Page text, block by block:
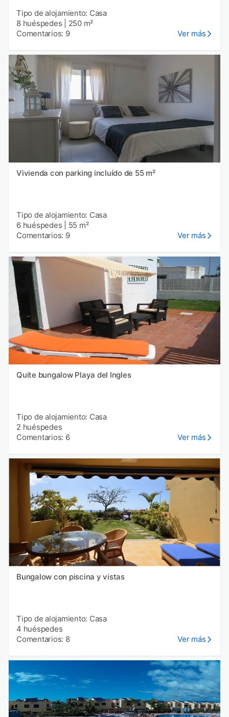
Tipo de alojamiento: Casa
8 huéspedes
250 m²
Comentarios: 9
Ver más
Vivienda con parking incluído de 55 m²
Tipo de alojamiento: Casa
6 huéspedes
55 m²
Comentarios: 9
Ver más
Quite bungalow Playa del Ingles
Tipo de alojamiento: Casa
2 huéspedes
Comentarios: 6
Ver más
Bungalow con piscina y vistas
Tipo de alojamiento: Casa
4 huéspedes
Comentarios: 8
Ver más